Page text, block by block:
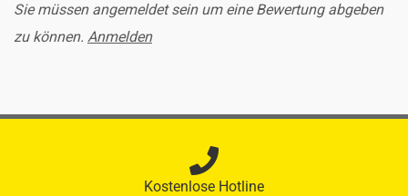
Sie müssen angemeldet sein um eine Bewertung abgeben
zu können. Anmelden
Kostenlose Hotline